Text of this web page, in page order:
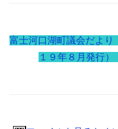
富士河口湖町議会だよ
１９年８月発行